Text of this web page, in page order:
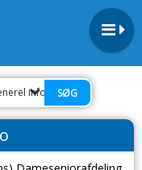
info